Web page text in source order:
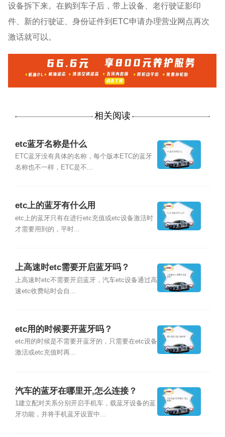
设备拆下来。在购到车子后，带上设备、老行驶证影印
件、新的行驶证、身份证件到ETC申请办理营业网点再次
激话就可以。
相关阅读
etc蓝牙名称是什么
ETC蓝牙没有具体的名称，每个版本ETC的蓝牙
名称也不一样，ETC是不...
etc上的蓝牙有什么用
etc上的蓝牙只有在进行etc充值或etc设备激活时
才需要用到的，平时...
上高速时etc需要开启蓝牙吗？
上高速时etc不需要开启蓝牙，汽车etc设备通过高
速etc收费站时会自...
etc用的时候要开蓝牙吗？
etc用的时候是不需要开蓝牙的，只需要在etc设备
激活或etc充值时再...
汽车的蓝牙在哪里开,怎么连接？
1建立配对关系分别开启手机车，载蓝牙设备的蓝
牙功能，并将手机蓝牙设置中...